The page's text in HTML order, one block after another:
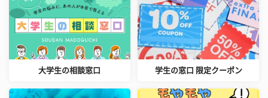
大学生の相談窓口 学生の窓口 限定クーポン